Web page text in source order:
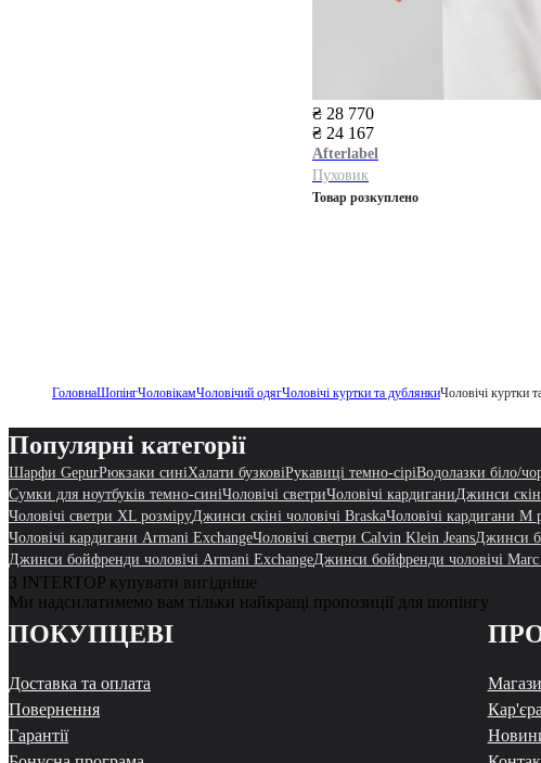
₴ 28 770
₴ 24 167
Afterlabel
Пуховик
Товар розкуплено
ГоловнаШопінгЧоловікамЧоловічий одягЧоловічі куртки та дублянкиЧоловічі куртки
Популярні категорії
Шарфи GepurРюкзаки синіХалати бузковіРукавиці темно-сіріВодолазки біло/
Сумки для ноутбуків темно-синіЧоловічі светриЧоловічі кардиганиДжинси
Чоловічі светри XL розміруДжинси скіні чоловічі BraskaЧоловічі кардигани M
Чоловічі кардигани Armani ExchangeЧоловічі светри Calvin Klein JeansДжинси
Джинси бойфренди чоловічі Armani ExchangeДжинси бойфренди чоловічі
З INTERTOP купувати вигідніше
Ми надсилатимемо вам тільки найкращі пропозиції для шопінгу
ПОКУПЦЕВІ
Доставка та оплата
Повернення
Гарантії
Кар'єра